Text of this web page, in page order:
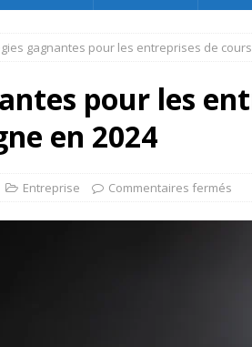
gagnantes pour les entreprises de
pour les
en 2024
Entreprise Commentaires fermés